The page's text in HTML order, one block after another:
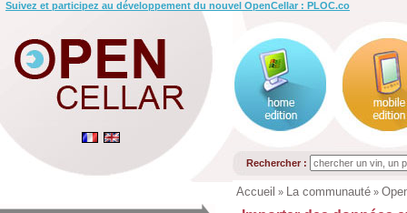
Suivez et participez au développement du nouvel OpenCellar : PLOC.co
Rechercher :
Accueil » La communauté »